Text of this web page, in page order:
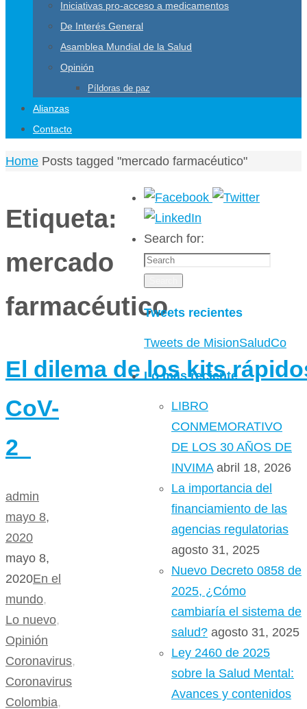
Iniciativas pro-acceso a medicamentos
De Interés General
Asamblea Mundial de la Salud
Opinión
Píldoras de paz
Alianzas
Contacto
Home Posts tagged "mercado farmacéutico"
Etiqueta:
mercado
farmacéutico
El dilema de los kits
CoV-
2
admin
mayo 8,
2020
mayo 8,
2020En el
mundo,
Lo nuevo,
Opinión
Coronavirus,
Coronavirus
Colombia,
Search for:
Tweets recientes
Tweets de MisionSaludCo
Lo más reciente
LIBRO
CONMEMORATIVO
DE LOS 30 AÑOS DE
INVIMA abril 18, 2026
La importancia del
financiamiento de las
agencias regulatorias
agosto 31, 2025
Nuevo Decreto 0858 de
2025, ¿Cómo
cambiaría el sistema de
salud? agosto 31, 2025
Ley 2460 de 2025
sobre la Salud Mental:
Avances y contenidos